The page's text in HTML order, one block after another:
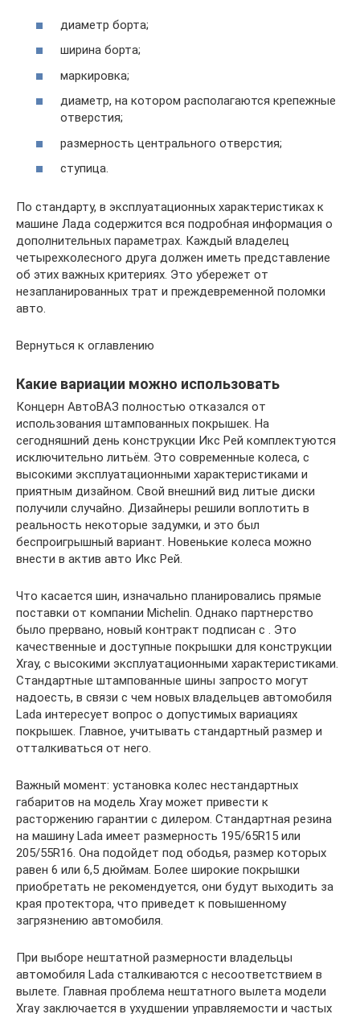
диаметр борта;
ширина борта;
маркировка;
диаметр, на котором располагаются крепежные
отверстия;
размерность центрального отверстия;
ступица.
По стандарту, в эксплуатационных характеристиках к
машине Лада содержится вся подробная информация о
дополнительных параметрах. Каждый владелец
четырехколесного друга должен иметь представление
об этих важных критериях. Это убережет от
незапланированных трат и преждевременной поломки
авто.
Вернуться к оглавлению
Какие вариации можно использовать
Концерн АвтоВАЗ полностью отказался от
использования штампованных покрышек. На
сегодняшний день конструкции Икс Рей комплектуются
исключительно литьём. Это современные колеса, с
высокими эксплуатационными характеристиками и
приятным дизайном. Свой внешний вид литые диски
получили случайно. Дизайнеры решили воплотить в
реальность некоторые задумки, и это был
беспроигрышный вариант. Новенькие колеса можно
внести в актив авто Икс Рей.
Что касается шин, изначально планировались прямые
поставки от компании Michelin. Однако партнерство
было прервано, новый контракт подписан с . Это
качественные и доступные покрышки для конструкции
Xray, с высокими эксплуатационными характеристиками.
Стандартные штампованные шины запросто могут
надоесть, в связи с чем новых владельцев автомобиля
Lada интересует вопрос о допустимых вариациях
покрышек. Главное, учитывать стандартный размер и
отталкиваться от него.
Важный момент: установка колес нестандартных
габаритов на модель Xray может привести к
расторжению гарантии с дилером. Стандартная резина
на машину Lada имеет размерность 195/65R15 или
205/55R16. Она подойдет под ободья, размер которых
равен 6 или 6,5 дюймам. Более широкие покрышки
приобретать не рекомендуется, они будут выходить за
края протектора, что приведет к повышенному
загрязнению автомобиля.
При выборе нештатной размерности владельцы
автомобиля Lada сталкиваются с несоответствием в
вылете. Главная проблема нештатного вылета модели
Xray заключается в ухудшении управляемости и частых